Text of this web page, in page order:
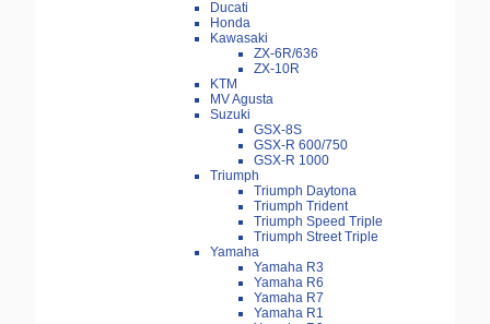
Ducati
Honda
Kawasaki
ZX-6R/636
ZX-10R
KTM
MV Agusta
Suzuki
GSX-8S
GSX-R 600/750
GSX-R 1000
Triumph
Triumph Daytona
Triumph Trident
Triumph Speed Triple
Triumph Street Triple
Yamaha
Yamaha R3
Yamaha R6
Yamaha R7
Yamaha R1